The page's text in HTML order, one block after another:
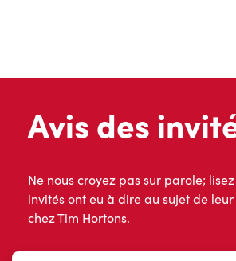
Avis des
Ne nous croyez pas sur parole;
invités ont eu à dire au sujet de
chez Tim Hortons.